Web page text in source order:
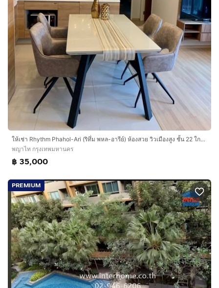
ให้เช่า Rhythm Phahol-Ari (ริทึ่ม พหล-อารีย์) ห้องสวย วิวเมืองสูง ชั้น 22 ใกล้ BTS สะพานควาย
พญาไท กรุงเทพมหานคร
฿ 35,000
PREMIUM